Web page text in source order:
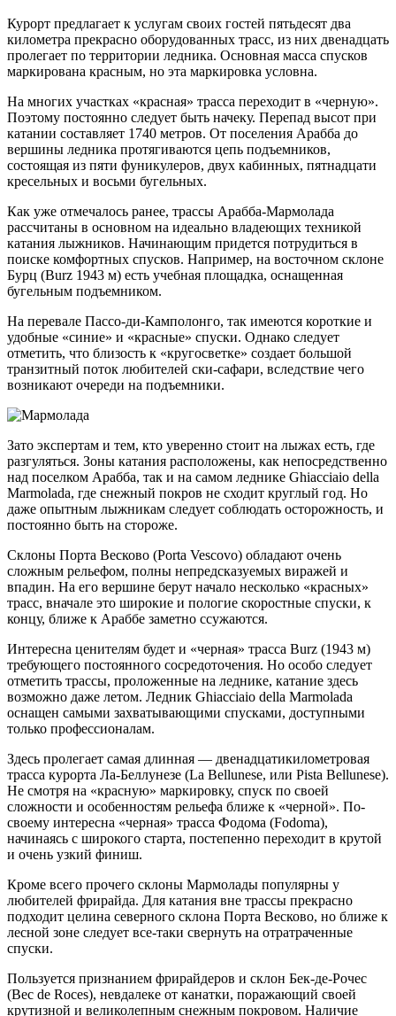
Курорт предлагает к услугам своих гостей пятьдесят два
километра прекрасно оборудованных трасс, из них двенадцать
пролегает по территории ледника. Основная масса спусков
маркирована красным, но эта маркировка условна.
На многих участках «красная» трасса переходит в «черную».
Поэтому постоянно следует быть начеку. Перепад высот при
катании составляет 1740 метров. От поселения Арабба до
вершины ледника протягиваются цепь подъемников,
состоящая из пяти фуникулеров, двух кабинных, пятнадцати
кресельных и восьми бугельных.
Как уже отмечалось ранее, трассы Арабба-Мармолада
рассчитаны в основном на идеально владеющих техникой
катания лыжников. Начинающим придется потрудиться в
поиске комфортных спусков. Например, на восточном склоне
Бурц (Burz 1943 м) есть учебная площадка, оснащенная
бугельным подъемником.
На перевале Пассо-ди-Камполонго, так имеются короткие и
удобные «синие» и «красные» спуски. Однако следует
отметить, что близость к «кругосветке» создает большой
транзитный поток любителей ски-сафари, вследствие чего
возникают очереди на подъемники.
Зато экспертам и тем, кто уверенно стоит на лыжах есть, где
разгуляться. Зоны катания расположены, как непосредственно
над поселком Арабба, так и на самом леднике Ghiacciaio della
Marmolada, где снежный покров не сходит круглый год. Но
даже опытным лыжникам следует соблюдать осторожность, и
постоянно быть на стороже.
Склоны Порта Весково (Porta Vescovo) обладают очень
сложным рельефом, полны непредсказуемых виражей и
впадин. На его вершине берут начало несколько «красных»
трасс, вначале это широкие и пологие скоростные спуски, к
концу, ближе к Араббе заметно ссужаются.
Интересна ценителям будет и «черная» трасса Burz (1943 м)
требующего постоянного сосредоточения. Но особо следует
отметить трассы, проложенные на леднике, катание здесь
возможно даже летом. Ледник Ghiacciaio della Marmolada
оснащен самыми захватывающими спусками, доступными
только профессионалам.
Здесь пролегает самая длинная — двенадцатикилометровая
трасса курорта Ла-Беллунезе (La Bellunese, или Pista Bellunese).
Не смотря на «красную» маркировку, спуск по своей
сложности и особенностям рельефа ближе к «черной». По-
своему интересна «черная» трасса Фодома (Fodoma),
начинаясь с широкого старта, постепенно переходит в крутой
и очень узкий финиш.
Кроме всего прочего склоны Мармолады популярны у
любителей фрирайда. Для катания вне трассы прекрасно
подходит целина северного склона Порта Весково, но ближе к
лесной зоне следует все-таки свернуть на отратраченные
спуски.
Пользуется признанием фрирайдеров и склон Бек-де-Рочес
(Bec de Roces), невдалеке от канатки, поражающий своей
крутизной и великолепным снежным покровом. Наличие